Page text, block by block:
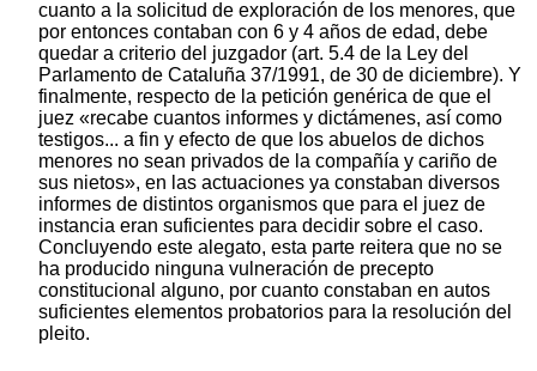
cuanto a la solicitud de exploración de los menores, que
por entonces contaban con 6 y 4 años de edad, debe
quedar a criterio del juzgador (art. 5.4 de la Ley del
Parlamento de Cataluña 37/1991, de 30 de diciembre). Y
finalmente, respecto de la petición genérica de que el
juez «recabe cuantos informes y dictámenes, así como
testigos... a fin y efecto de que los abuelos de dichos
menores no sean privados de la compañía y cariño de
sus nietos», en las actuaciones ya constaban diversos
informes de distintos organismos que para el juez de
instancia eran suficientes para decidir sobre el caso.
Concluyendo este alegato, esta parte reitera que no se
ha producido ninguna vulneración de precepto
constitucional alguno, por cuanto constaban en autos
suficientes elementos probatorios para la resolución del
pleito.